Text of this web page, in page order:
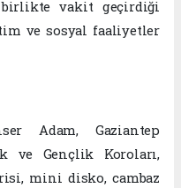
birlikte vakit geçirdiği
ve sosyal faaliyetler
Adam, Gaziantep
ve Gençlik Koroları,
mini disko, cambaz